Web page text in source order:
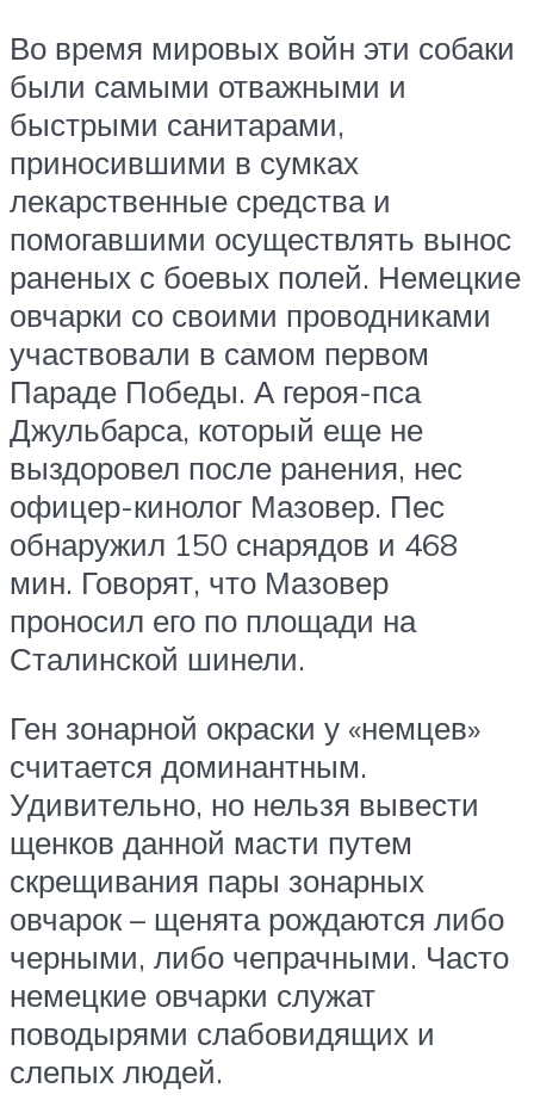
Во время мировых войн эти собаки
были самыми отважными и
быстрыми санитарами,
приносившими в сумках
лекарственные средства и
помогавшими осуществлять вынос
раненых с боевых полей. Немецкие
овчарки со своими проводниками
участвовали в самом первом
Параде Победы. А героя-пса
Джульбарса, который еще не
выздоровел после ранения, нес
офицер-кинолог Мазовер. Пес
обнаружил 150 снарядов и 468
мин. Говорят, что Мазовер
проносил его по площади на
Сталинской шинели.
Ген зонарной окраски у «немцев»
считается доминантным.
Удивительно, но нельзя вывести
щенков данной масти путем
скрещивания пары зонарных
овчарок – щенята рождаются либо
черными, либо чепрачными. Часто
немецкие овчарки служат
поводырями слабовидящих и
слепых людей.